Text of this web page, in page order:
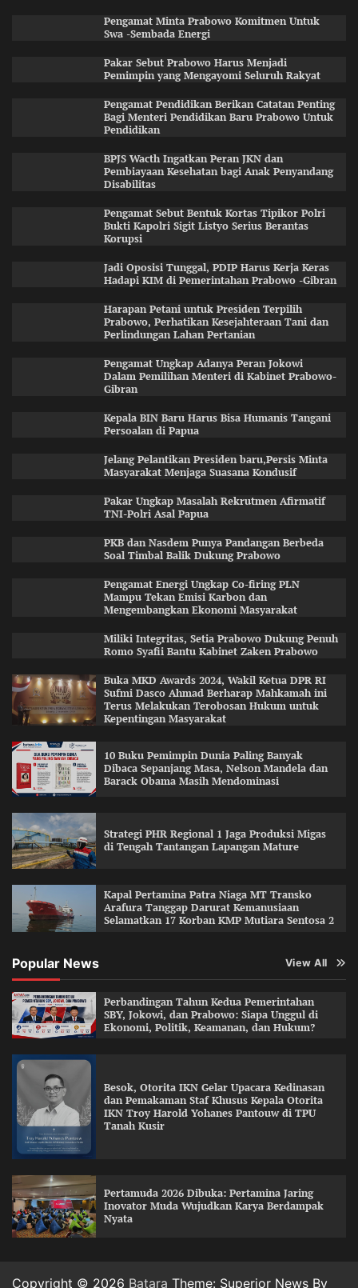
Pengamat Minta Prabowo Komitmen Untuk
Swa -Sembada Energi
Pakar Sebut Prabowo Harus Menjadi
Pemimpin yang Mengayomi Seluruh Rakyat
Pengamat Pendidikan Berikan Catatan Penting
Bagi Menteri Pendidikan Baru Prabowo Untuk
Pendidikan
BPJS Wacth Ingatkan Peran JKN dan
Pembiayaan Kesehatan bagi Anak Penyandang
Disabilitas
Pengamat Sebut Bentuk Kortas Tipikor Polri
Bukti Kapolri Sigit Listyo Serius Berantas
Korupsi
Jadi Oposisi Tunggal, PDIP Harus Kerja Keras
Hadapi KIM di Pemerintahan Prabowo -Gibran
Harapan Petani untuk Presiden Terpilih
Prabowo, Perhatikan Kesejahteraan Tani dan
Perlindungan Lahan Pertanian
Pengamat Ungkap Adanya Peran Jokowi
Dalam Pemilihan Menteri di Kabinet Prabowo-
Gibran
Kepala BIN Baru Harus Bisa Humanis Tangani
Persoalan di Papua
Jelang Pelantikan Presiden baru,Persis Minta
Masyarakat Menjaga Suasana Kondusif
Pakar Ungkap Masalah Rekrutmen Afirmatif
TNI-Polri Asal Papua
PKB dan Nasdem Punya Pandangan Berbeda
Soal Timbal Balik Dukung Prabowo
Pengamat Energi Ungkap Co-firing PLN
Mampu Tekan Emisi Karbon dan
Mengembangkan Ekonomi Masyarakat
Miliki Integritas, Setia Prabowo Dukung Penuh
Romo Syafii Bantu Kabinet Zaken Prabowo
Buka MKD Awards 2024, Wakil Ketua DPR RI
Sufmi Dasco Ahmad Berharap Mahkamah ini
Terus Melakukan Terobosan Hukum untuk
Kepentingan Masyarakat
10 Buku Pemimpin Dunia Paling Banyak
Dibaca Sepanjang Masa, Nelson Mandela dan
Barack Obama Masih Mendominasi
Strategi PHR Regional 1 Jaga Produksi Migas
di Tengah Tantangan Lapangan Mature
Kapal Pertamina Patra Niaga MT Transko
Arafura Tanggap Darurat Kemanusiaan
Selamatkan 17 Korban KMP Mutiara Sentosa 2
Popular News View All
Perbandingan Tahun Kedua Pemerintahan
SBY, Jokowi, dan Prabowo: Siapa Unggul di
Ekonomi, Politik, Keamanan, dan Hukum?
Besok, Otorita IKN Gelar Upacara Kedinasan
dan Pemakaman Staf Khusus Kepala Otorita
IKN Troy Harold Yohanes Pantouw di TPU
Tanah Kusir
Pertamuda 2026 Dibuka: Pertamina Jaring
Inovator Muda Wujudkan Karya Berdampak
Nyata
Copyright © 2026 Batara Theme: Superior News By